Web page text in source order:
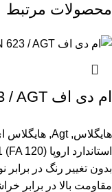
محصولات مرتبط
ام دی اف HG VISON 623 / AGT
هایگلاس,
Agt
, هایگلاس
استاندارد اروپا (E1 (FA 120
بدون تغيير رنگ در برابر
مقاومت بالا در برابر